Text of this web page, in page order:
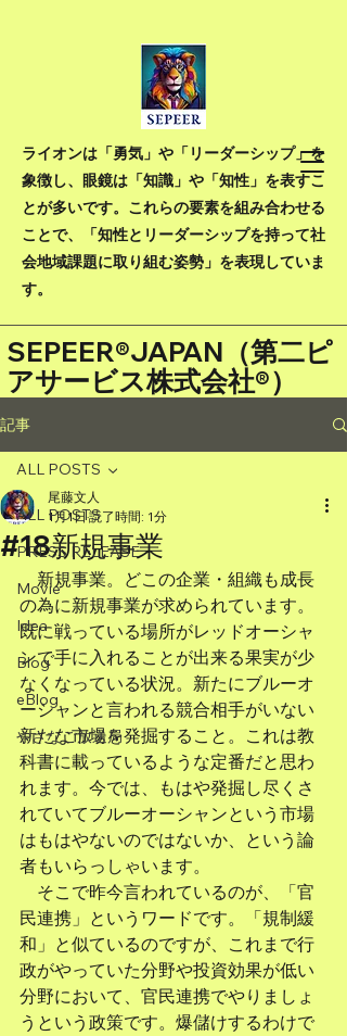
ライオンは「勇気」や「リーダーシップ」を
象徴し、眼鏡は「知識」や「知性」を表すこ
とが多いです。これらの要素を組み合わせる
ことで、「知性とリーダーシップを持って社
会地域課題に取り組む姿勢」を表現していま
す。
SEPEER®JAPAN（第二ピ
アサービス株式会社®）
記事
ALL POSTS
PRESS RELEASE
Movie
Idea
Blog
eBlog
やさなご放送局
ALL POSTS
#18新規事業
尾藤文人
1月1日読了時間: 1分
新規事業。どこの企業・組織も成長
の為に新規事業が求められています。
既に戦っている場所がレッドオーシャ
ンで手に入れることが出来る果実が少
なくなっている状況。新たにブルーオ
ーシャンと言われる競合相手がいない
新たな市場を発掘すること。これは教
科書に載っているような定番だと思わ
れます。今では、もはや発掘し尽くさ
れていてブルーオーシャンという市場
はもはやないのではないか、という論
者もいらっしゃいます。
そこで昨今言われているのが、「官
民連携」というワードです。「規制緩
和」と似ているのですが、これまで行
政がやっていた分野や投資効果が低い
分野において、官民連携でやりましょ
うという政策です。爆儲けするわけで